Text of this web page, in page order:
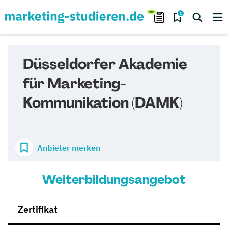
0
Düsseldorfer Akademie
für Marketing-
Kommunikation (DAMK)
Anbieter merken
Weiterbildungsangebot
Zertifikat